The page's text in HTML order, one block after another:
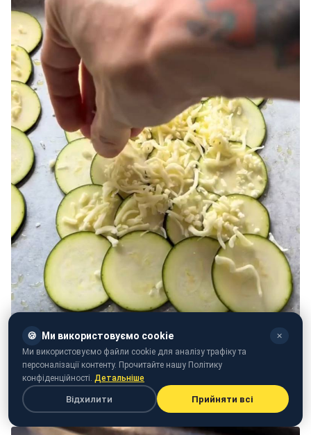
🍪 Ми використовуємо cookie ✕
Ми використовуємо файли cookie для аналізу трафіку та
персоналізації контенту. Прочитайте нашу Політику
конфіденційності. Детальніше
Відхилити Прийняти всі